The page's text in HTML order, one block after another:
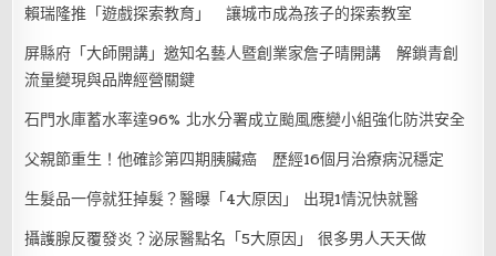
賴瑞隆推「遊戲探索教育」 讓城市成為孩子的探索教室
屏縣府「大師開講」邀知名藝人暨創業家詹子晴開講 解鎖青創
流量變現與品牌經營關鍵
石門水庫蓄水率達96% 北水分署成立颱風應變小組強化防洪安全
父親節重生！他確診第四期胰臟癌 歷經16個月治療病況穩定
生髮品一停就狂掉髮？醫曝「4大原因」 出現1情況快就醫
攝護腺反覆發炎？泌尿醫點名「5大原因」 很多男人天天做